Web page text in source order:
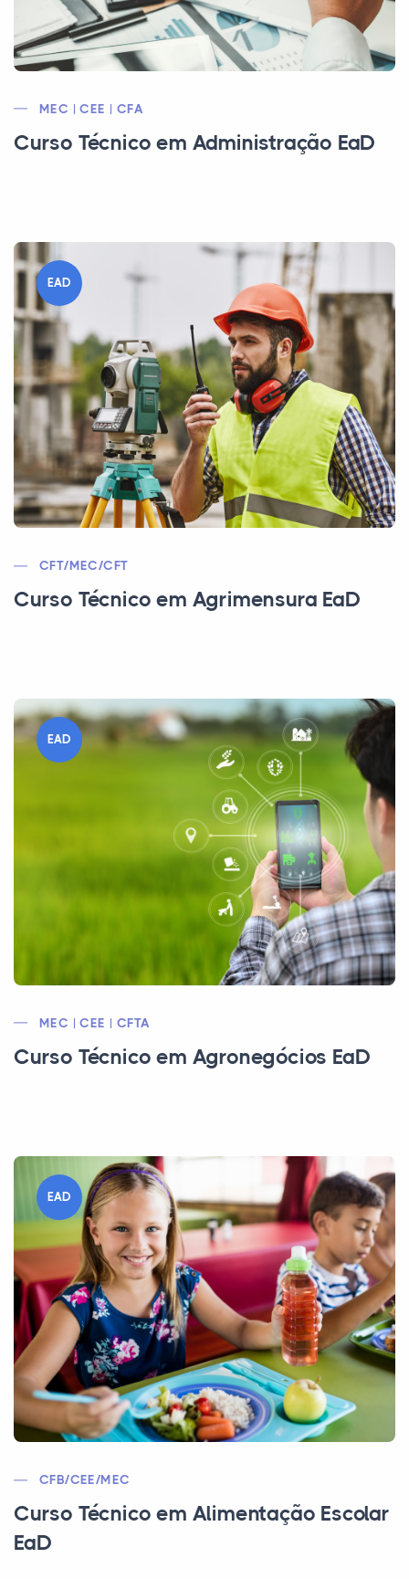
MEC | CEE | CFA
Curso Técnico em Administração EaD
EAD
CFT/MEC/CFT
Curso Técnico em Agrimensura EaD
EAD
MEC | CEE | CFTA
Curso Técnico em Agronegócios EaD
EAD
CFB/CEE/MEC
Curso Técnico em Alimentação Escolar
EaD